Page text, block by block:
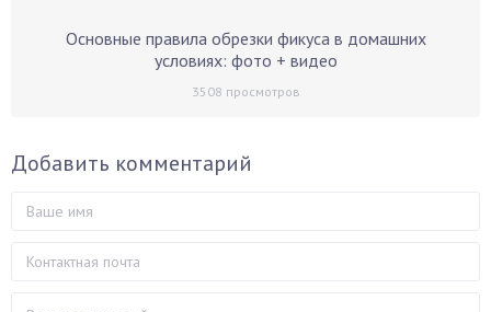
Основные правила обрезки фикуса в домашних
условиях: фото + видео
3508 просмотров
Добавить комментарий